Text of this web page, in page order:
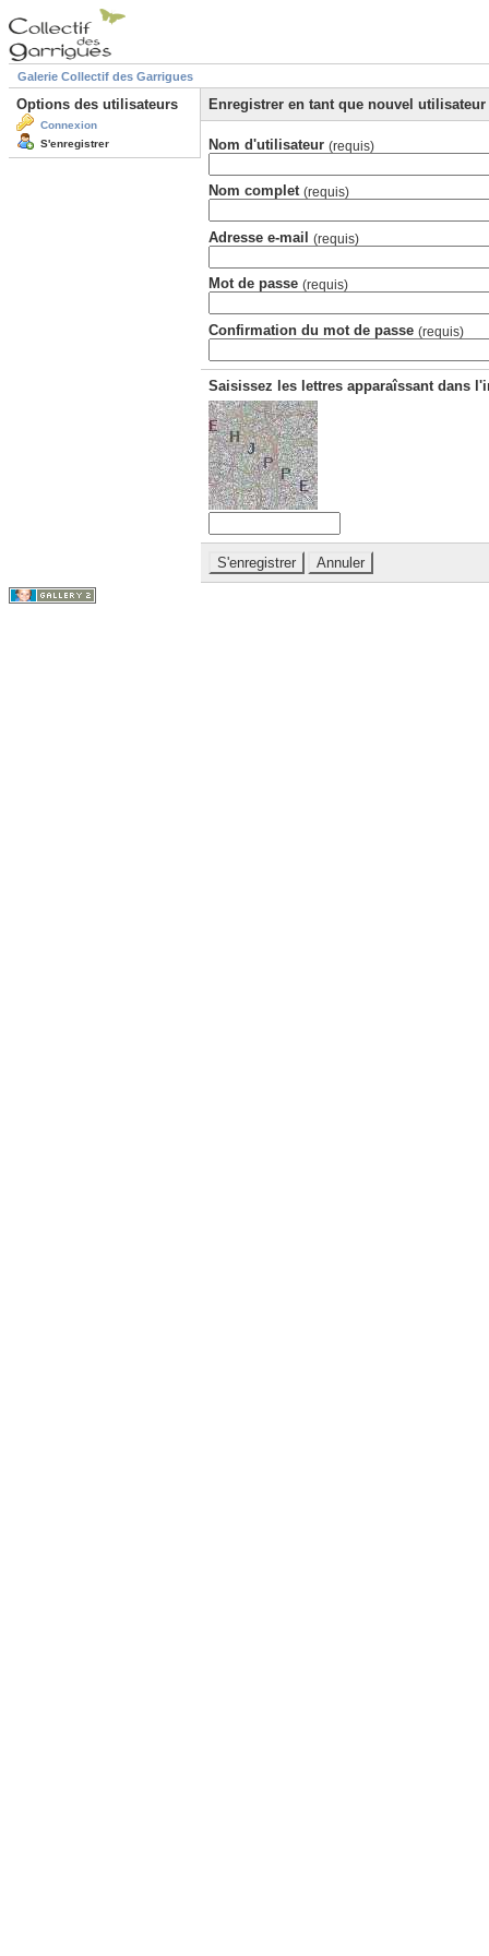
Galerie Collectif des Garrigues
Options des utilisateurs
Connexion
S'enregistrer
Enregistrer en tant que nouvel utilisateur
Nom d'utilisateur (requis)
Nom complet (requis)
Adresse e-mail (requis)
Mot de passe (requis)
Confirmation du mot de passe (requis)
Saisissez les lettres apparaîssant dans